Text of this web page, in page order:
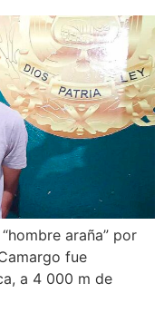
araña” por
fue
a 4 000 m de